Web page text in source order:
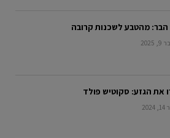
הבר: מהטבע לשכנות קרובה
את הגזע: סקוטיש פולד